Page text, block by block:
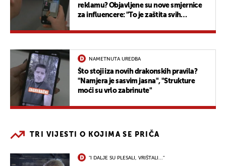
reklamu? Objavljene su nove smjernice
za influencere: "To je zaštita svih
NAMETNUTA UREDBA
Što stoji iza novih drakonskih pravila?
"Namjera je sasvim jasna", "Strukture
moći su vrlo zabrinute"
TRI VIJESTI O KOJIMA SE PRIČA
"I DALJE SU PLESALI, VRIŠTALI..."